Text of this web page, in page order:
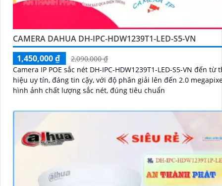
CAMERA DAHUA DH-IPC-HDW1239T1-LED-S5-VN
1,450,000 ₫
2,090,000 ₫
Camera IP POE sắc nét DH-IPC-HDW1239T1-LED-S5-VN đến từ
hiệu uy tín, đáng tin cậy, với độ phân giải lên đến 2.0
hình ảnh chất lượng sắc nét, đúng tiêu chuẩn